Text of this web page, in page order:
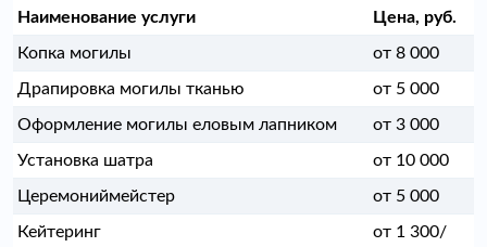
Наименование услуги Цена, руб.
Копка могилы от 8 000
Драпировка могилы тканью от 5 000
Оформление могилы еловым лапником от 3 000
Установка шатра от 10 000
Церемониймейстер от 5 000
Кейтеринг
от 1 300/